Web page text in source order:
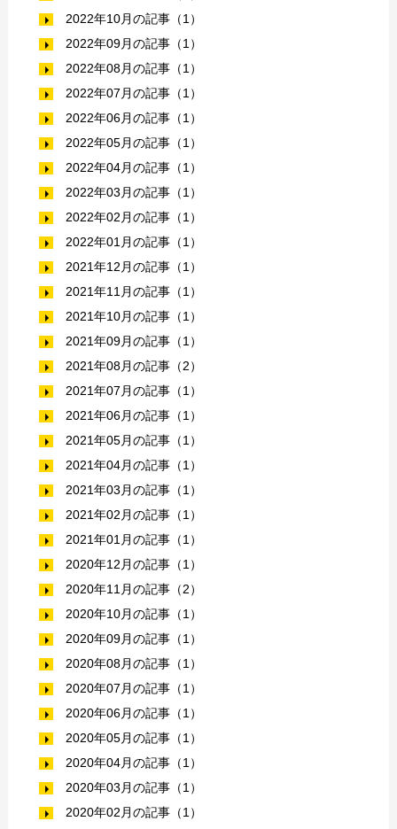
2022年10月の記事（1）
2022年09月の記事（1）
2022年08月の記事（1）
2022年07月の記事（1）
2022年06月の記事（1）
2022年05月の記事（1）
2022年04月の記事（1）
2022年03月の記事（1）
2022年02月の記事（1）
2022年01月の記事（1）
2021年12月の記事（1）
2021年11月の記事（1）
2021年10月の記事（1）
2021年09月の記事（1）
2021年08月の記事（2）
2021年07月の記事（1）
2021年06月の記事（1）
2021年05月の記事（1）
2021年04月の記事（1）
2021年03月の記事（1）
2021年02月の記事（1）
2021年01月の記事（1）
2020年12月の記事（1）
2020年11月の記事（2）
2020年10月の記事（1）
2020年09月の記事（1）
2020年08月の記事（1）
2020年07月の記事（1）
2020年06月の記事（1）
2020年05月の記事（1）
2020年04月の記事（1）
2020年03月の記事（1）
2020年02月の記事（1）